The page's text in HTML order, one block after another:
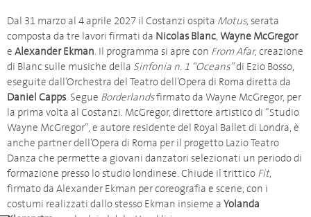
Dal 31 marzo al 4 aprile 2027 il Costanzi ospita Motus, serata
composta da tre lavori firmati da Nicolas Blanc, Wayne McGregor
e Alexander Ekman. Il programma si apre con From Afar, creazione
di Blanc sulle musiche della Sinfonia n. 1 “Oceans”di Ezio Bosso,
eseguite dall’Orchestra del Teatro dell’Opera di Roma diretta da
Daniel Capps. Segue Borderlandsfirmato da Wayne McGregor, per
la prima volta al Costanzi. McGregor, direttore artistico di “Studio
Wayne McGregor”, e autore residente del Royal Ballet di Londra, è
anche partner dell’Opera di Roma per il progetto Lazio Teatro
Danza che permette a giovani danzatori selezionati un periodo di
formazione presso lo studio londinese. Chiude il trittico Fit,
firmato da Alexander Ekman per coreografia e scene, con i
costumi realizzati dallo stesso Ekman insieme a Yolanda